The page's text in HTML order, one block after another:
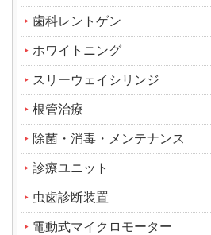
歯科レントゲン
ホワイトニング
スリーウェイシリンジ
根管治療
除菌・消毒・メンテナンス
診療ユニット
虫歯診断装置
電動式マイクロモーター